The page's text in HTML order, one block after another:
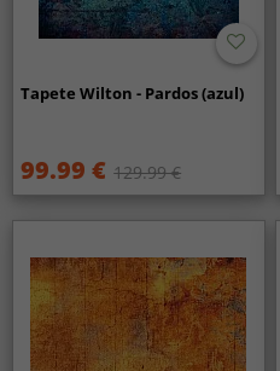
Tapete Wilton - Pardos (azul)
99.99 € 129.99 €